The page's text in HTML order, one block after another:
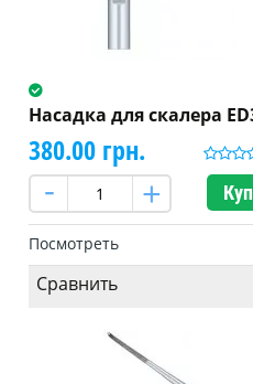
Насадка для скалера
380.00 грн.
Посмотреть
Сравнить